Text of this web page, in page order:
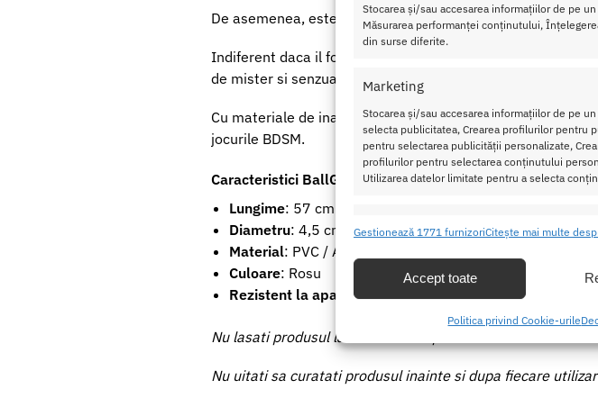
Stocarea și/sau accesarea informațiilor de pe
Măsurarea performanței conținutului,
din surse diferite.
Marketing
Stocarea și/sau accesarea informațiilor de pe
selecta publicitatea, Crearea profilurilor pentru
pentru selectarea publicității personalizate,
profilurilor pentru selectarea conținutului
Utilizarea datelor limitate pentru a selecta
dispozitive, Identificarea dispozitivelor pe baza
baza informațiilor solicitate în mod
Asigurarea securității, prevenirea și
Gestionează 1771 furnizoriCitește mai multe
Accept toate
Politica privind Cookie-urile
De asemenea, este prevazut cu un strat moale de silicon
Indiferent daca il folosesti in jocuri de rol sau in
de mister si senzualitate oricarei experiente.
Cu materiale de inalta calitate si accesorii fara nichel,
jocurile BDSM.
Caracteristici BallGag with Mouth Mask Red Passion Labs
Lungime: 57 cm
Diametru: 4,5 cm
Material: PVC / ABS
Culoare: Rosu
Rezistent la apa
Nu lasati produsul la indemana copiilor.
Nu uitati sa curatati produsul inainte si dupa fiecare